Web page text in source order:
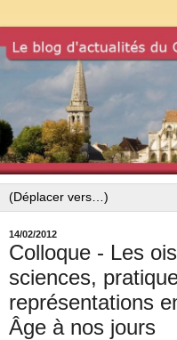
14/02/2012
Colloque - Les
sciences,
représentations
Âge à nos jours